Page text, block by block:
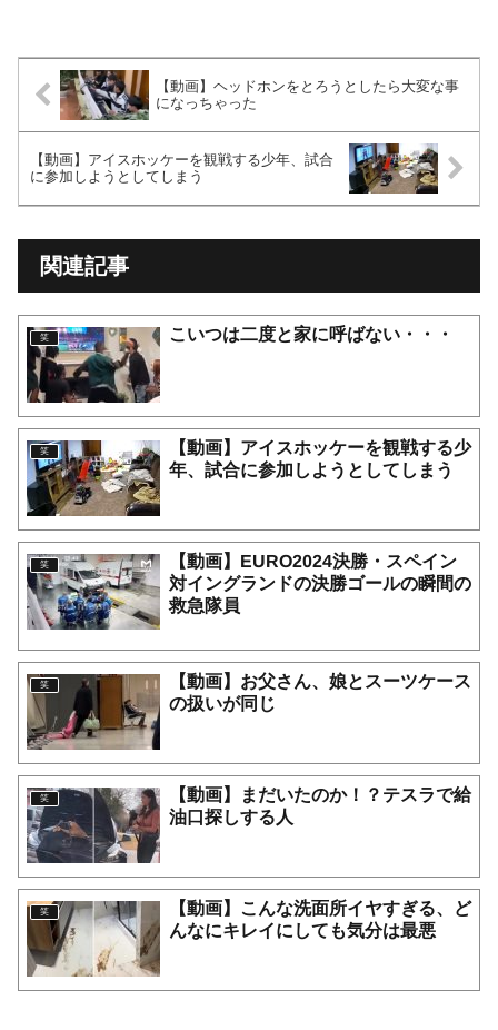
【動画】ヘッドホンをとろうとしたら大変な事
になっちゃった
【動画】アイスホッケーを観戦する少年、試合
に参加しようとしてしまう
関連記事
笑 こいつは二度と家に呼ばない・・・
笑 【動画】アイスホッケーを観戦する少
年、試合に参加しようとしてしまう
笑 【動画】EURO2024決勝・スペイン
対イングランドの決勝ゴールの瞬間の
救急隊員
笑 【動画】お父さん、娘とスーツケース
の扱いが同じ
笑 【動画】まだいたのか！？テスラで給
油口探しする人
笑 【動画】こんな洗面所イヤすぎる、ど
んなにキレイにしても気分は最悪